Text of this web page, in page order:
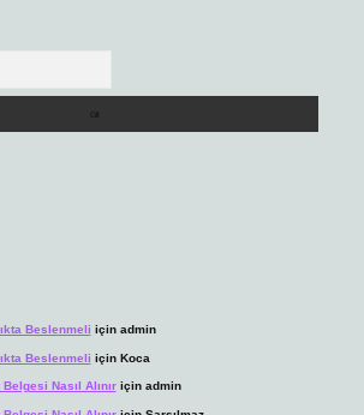
Beslenmeli için admin
Beslenmeli için Koca
Belgesi Nasıl Alınıriçin admin